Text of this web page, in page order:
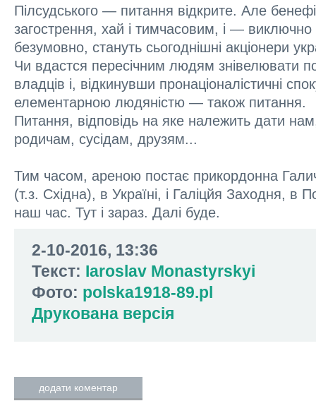
Пілсудського — питання відкрите. Але
загострення, хай і тимчасовим, і — виключно
безумовно, стануть сьогоднішні акціонери
Чи вдастся пересічним людям знівелювати
владців і, відкинувши пронаціоналістичні
елементарною людяністю — також питання.
Питання, відповідь на яке належить дати
родичам, сусідам, друзям...
Тим часом, ареною постає прикордонна
(т.з. Східна), в Україні, і Галіцйя Заходня, в
наш час. Тут і зараз. Далі буде.
2-10-2016, 13:36
Текст: Iaroslav Monastyrskyi
Фото: polska1918-89.pl
Друкована версія
додати коментар